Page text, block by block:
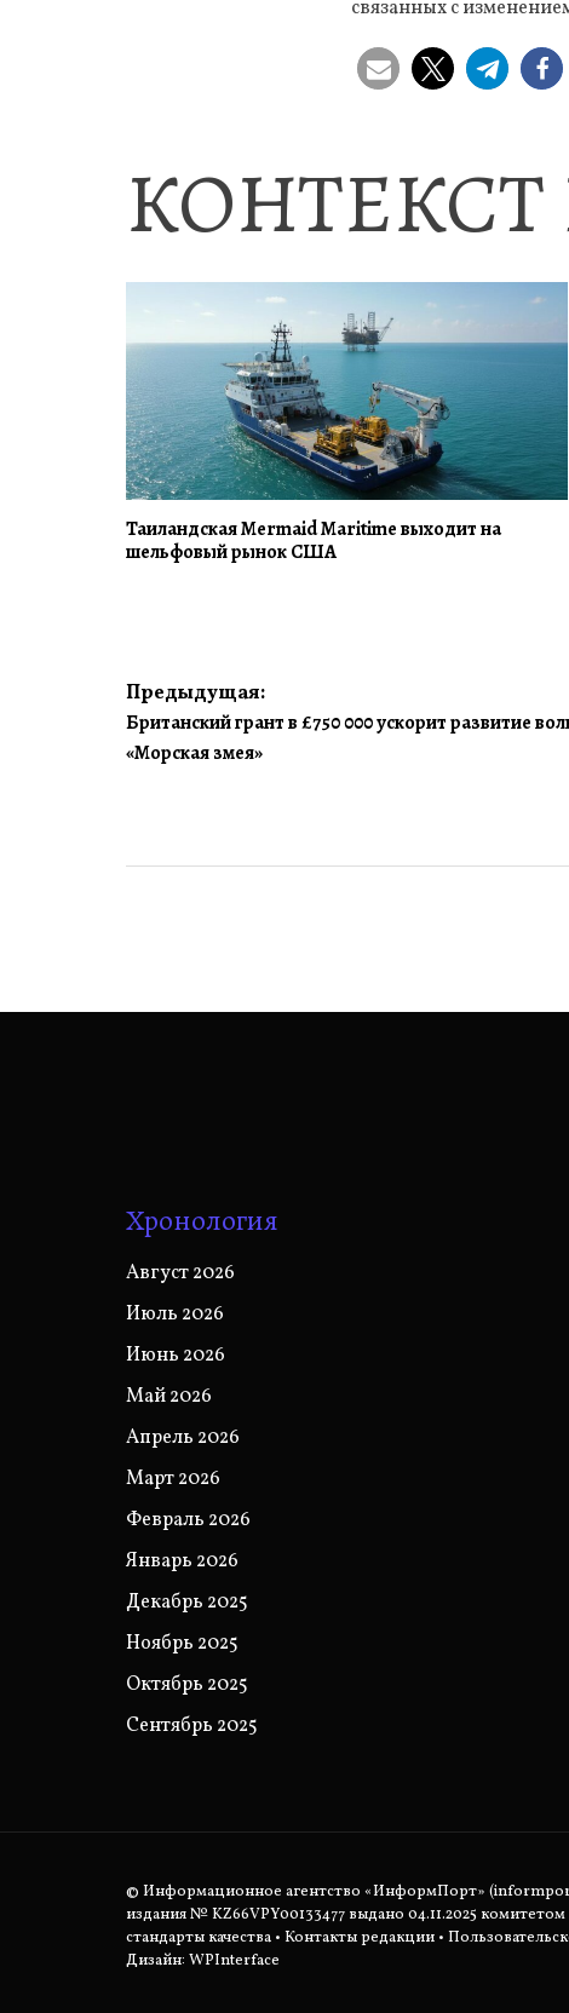
связанных с
Таиландская Mermaid Maritime выходит на
шельфовый рынок США
Навигация
по
Предыдущая:
Британский грант в £750 000 ускорит развитие
«Морская змея»
Хронология
Август 2026
Июль 2026
Июнь 2026
Май 2026
Апрель 2026
Март 2026
Февраль 2026
Январь 2026
Декабрь 2025
Ноябрь 2025
Октябрь 2025
Сентябрь 2025
© Информационное агентство «ИнформПорт»
издания № KZ66VPY00133477 выдано 04.11.2025
стандарты качества •Контакты редакции •
Дизайн: WPInterface